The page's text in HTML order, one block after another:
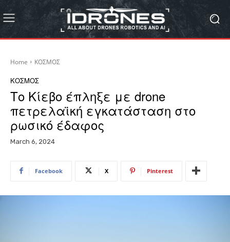
Home ΚΟΣΜΟΣ
ΚΟΣΜΟΣ
Το Κίεβο έπληξε με drone
πετρελαϊκή εγκατάσταση στο
ρωσικό έδαφος
March 6, 2024
Facebook X Pinterest